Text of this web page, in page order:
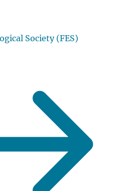
Society (FES)